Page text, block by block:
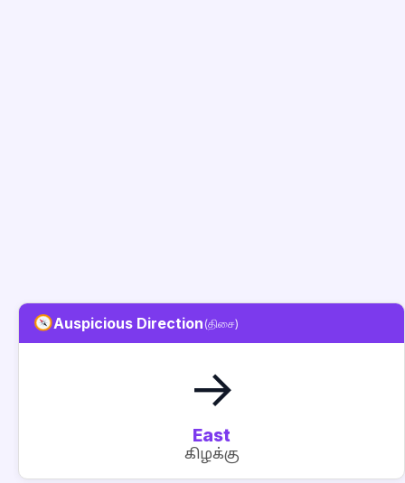
Auspicious Direction(திசை)
→
East
கிழக்கு